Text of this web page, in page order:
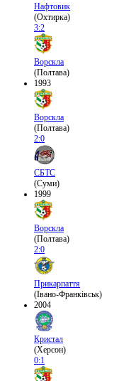
Нафтовик
(Охтирка)
3:2
Ворскла
(Полтава)
1993
Ворскла
(Полтава)
2:0
СБТС
(Суми)
1999
Ворскла
(Полтава)
2:0
Прикарпаття
(Івано-Франківськ)
2004
Кристал
(Херсон)
0:1